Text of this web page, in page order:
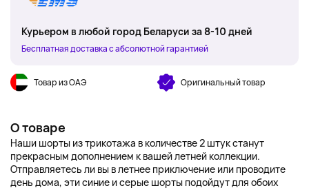
Курьером в любой город Беларуси за 8-10 дней
Бесплатная доставка с абсолютной гарантией
Товар из ОАЭ Оригинальный товар
О товаре
Наши шорты из трикотажа в количестве 2 штук станут
прекрасным дополнением к вашей летней коллекции.
Отправляетесь ли вы в летнее приключение или проводите
день дома, эти синие и серые шорты подойдут для обоих